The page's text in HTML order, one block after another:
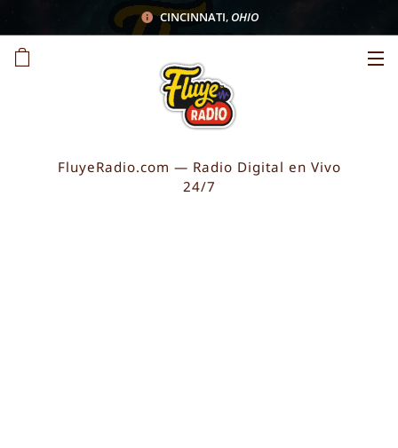
CINCINNATI,OHIO
FluyeRadio.com — Radio Digital en Vivo
24/7